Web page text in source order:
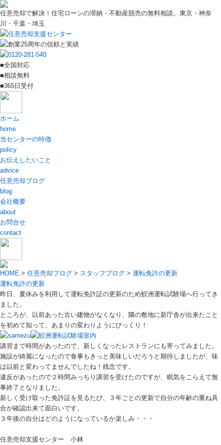
任意売却で解決！住宅ローンの滞納・不動産競売の無料相談。東京・神奈
川・千葉・埼玉
■全国対応
■相談無料
■365日受付
ホーム
home
当センターの特徴
policy
お伝えしたいこと
advice
任意売却ブログ
blog
会社概要
about
お問合せ
contact
HOME > 任意売却ブログ > スタッフブログ > 運転免許の更新
運転免許の更新
昨日、夏休みを利用して運転免許証の更新のため鮫洲運転試験場へ行ってき
ました。
ところが、以前あった古い建物がなくなり、隣の敷地に新庁舎が出来たこと
を初めて知って、あまりの変わりようにびっくり！
講習まで時間があったので、新しくなったレストランにも寄ってみました。
施設が綺麗になったので食事もきっと美味しいだろうと期待しましたが、味
は以前と変わってませんでしたね！残念です。
違反があったので２時間みっちり講習を受けたのですが、眠気をこらえて無
事終了となりました。
新しく受け取った免許証を見るたび、３年ごとの更新で自分の年齢の重ね具
合が確認出来て面白いです。
３年後の自分はどのようになっているか楽しみ・・・
任意売却支援センター 小林